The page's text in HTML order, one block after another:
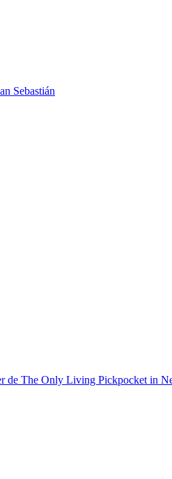
Sebastián
de The Only Living Pickpocket in